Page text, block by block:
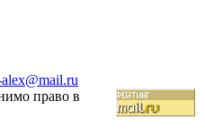
право в